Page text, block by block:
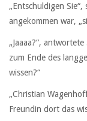
„Entschuldigen
angekommen war,
„Jaaaa?“,
zum Ende des
wissen?“
„Christian
Freundin dort das